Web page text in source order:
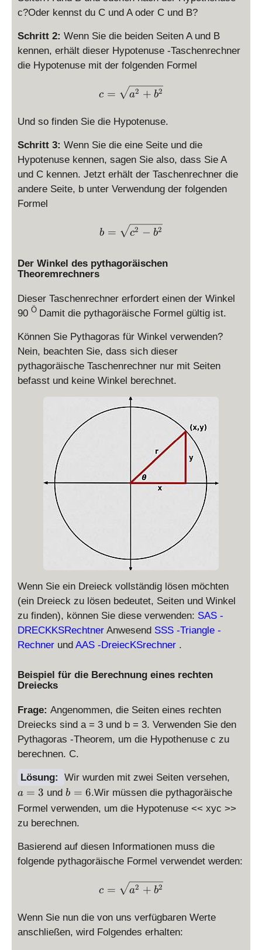
c?Oder kennst du C und A oder C und B?
Schritt 2: Wenn Sie die beiden Seiten A und B
kennen, erhält dieser Hypotenuse -Taschenrechner
die Hypotenuse mit der folgenden Formel
c = \sqrt{a^2 + b^2}
c = a2 + b2
Und so finden Sie die Hypotenuse.
Schritt 3: Wenn Sie die eine Seite und die
Hypotenuse kennen, sagen Sie also, dass Sie A
und C kennen. Jetzt erhält der Taschenrechner die
andere Seite, b unter Verwendung der folgenden
Formel
b = \sqrt{c^2 - b^2}
b = c2 − b2
Der Winkel des pythagoräischen
Theoremrechners
Dieser Taschenrechner erfordert einen der Winkel
90 Ö Damit die pythagoräische Formel gültig ist.
Können Sie Pythagoras für Winkel verwenden?
Nein, beachten Sie, dass sich dieser
pythagoräische Taschenrechner nur mit Seiten
befasst und keine Winkel berechnet.
Wenn Sie ein Dreieck vollständig lösen möchten
(ein Dreieck zu lösen bedeutet, Seiten und Winkel
zu finden), können Sie diese verwenden: SAS -
DRECKKSRechtner Anwesend SSS -Triangle -
Rechner und AAS -DreiecKSrechner .
Beispiel für die Berechnung eines rechten
Dreiecks
Frage: Angenommen, die Seiten eines rechten
Dreiecks sind a = 3 und b = 3. Verwenden Sie den
Pythagoras -Theorem, um die Hypothenuse c zu
berechnen. C.
Lösung: Wir wurden mit zwei Seiten versehen,
=
y
a = 3 undb
=
d
is
p
la
e
6
b = 6.Wir müssen die pythagoräische
Formel verwenden, um die Hypotenuse << xyc >>
zu berechnen.
Basierend auf diesen Informationen muss die
folgende pythagoräische Formel verwendet werden:
c =
c = a2 + b2
Wenn Sie nun die von uns verfügbaren Werte
anschließen, wird Folgendes erhalten: